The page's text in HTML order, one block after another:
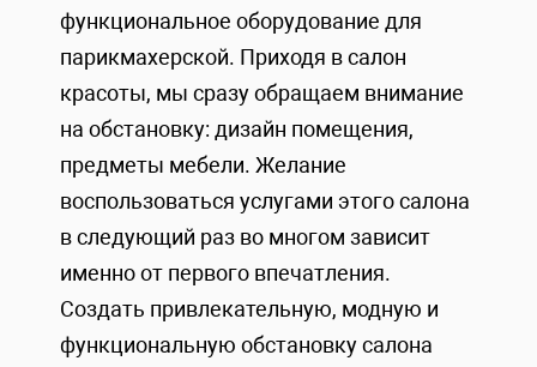
функциональное оборудование для
парикмахерской. Приходя в салон
красоты, мы сразу обращаем внимание
на обстановку: дизайн помещения,
предметы мебели. Желание
воспользоваться услугами этого салона
в следующий раз во многом зависит
именно от первого впечатления.
Создать привлекательную, модную и
функциональную обстановку салона